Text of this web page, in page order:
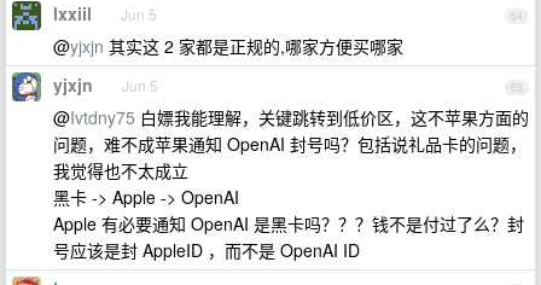
64
lxxiil Jun 5
@yjxjn 其实这 2 家都是正规的,哪家方便买哪家
65
yjxjn Jun 5
@Ivtdny75 白嫖我能理解，关键跳转到低价区，这不苹果方面的
问题，难不成苹果通知 OpenAI 封号吗？包括说礼品卡的问题，
我觉得也不太成立
黑卡 -> Apple -> OpenAI
Apple 有必要通知 OpenAI 是黑卡吗？？？钱不是付过了么？封
号应该是封 AppleID ，而不是 OpenAI ID